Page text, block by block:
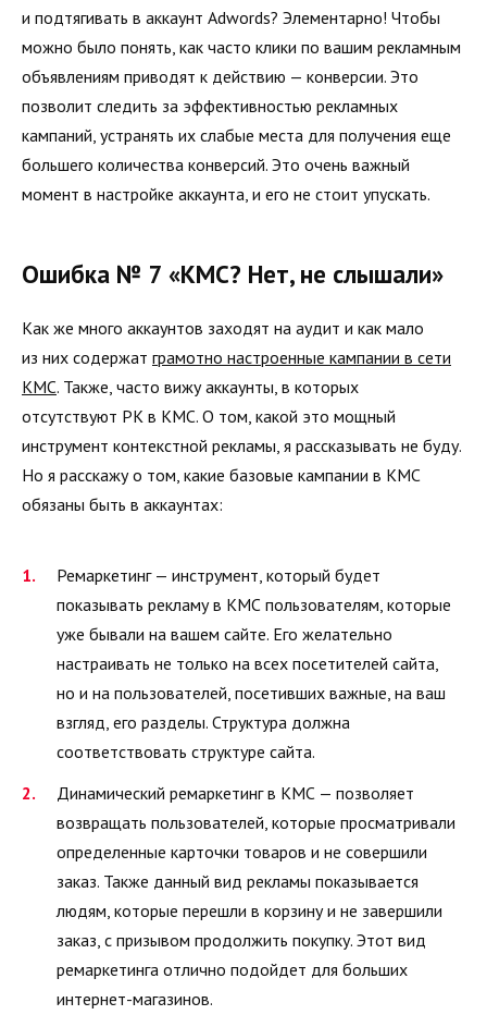
и подтягивать в аккаунт Adwords? Элементарно! Чтобы
можно было понять, как часто клики по вашим рекламным
объявлениям приводят к действию — конверсии. Это
позволит следить за эффективностью рекламных
кампаний, устранять их слабые места для получения еще
большего количества конверсий. Это очень важный
момент в настройке аккаунта, и его не стоит упускать.
Ошибка № 7 «КМС? Нет, не слышали»
Как же много аккаунтов заходят на аудит и как мало
из них содержат грамотно настроенные кампании в сети
КМС. Также, часто вижу аккаунты, в которых
отсутствуют РК в КМС. О том, какой это мощный
инструмент контекстной рекламы, я рассказывать не буду.
Но я расскажу о том, какие базовые кампании в КМС
обязаны быть в аккаунтах:
Ремаркетинг — инструмент, который будет
показывать рекламу в КМС пользователям, которые
уже бывали на вашем сайте. Его желательно
настраивать не только на всех посетителей сайта,
но и на пользователей, посетивших важные, на ваш
взгляд, его разделы. Структура должна
соответствовать структуре сайта.
Динамический ремаркетинг в КМС — позволяет
возвращать пользователей, которые просматривали
определенные карточки товаров и не совершили
заказ. Также данный вид рекламы показывается
людям, которые перешли в корзину и не завершили
заказ, с призывом продолжить покупку. Этот вид
ремаркетинга отлично подойдет для больших
интернет-магазинов.